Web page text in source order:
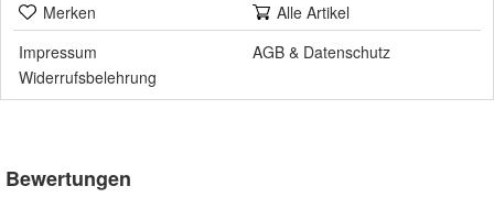
Merken
Alle Artikel
Impressum
AGB & Datenschutz
Widerrufsbelehrung
Bewertungen